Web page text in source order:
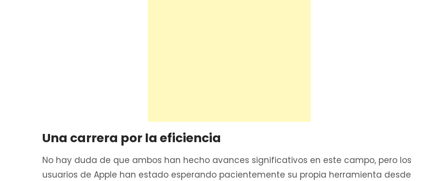
Una carrera por la eficiencia
No hay duda de que ambos han hecho avances significativos en este campo, pero los
usuarios de Apple han estado esperando pacientemente su propia herramienta desde